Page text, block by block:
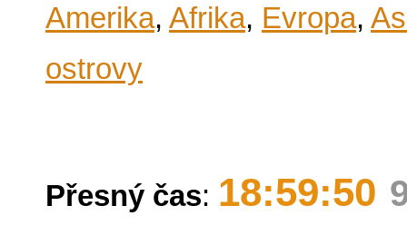
Amerika, Afrika, Evropa,
ostrovy
Přesný čas: 18:59:50